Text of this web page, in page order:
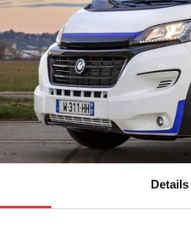
Details